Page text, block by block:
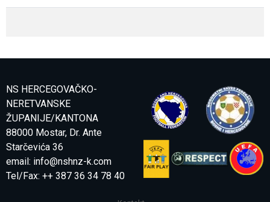
NS HERCEGOVAČKO-
NERETVANSKE
ŽUPANIJE/KANTONA
88000 Mostar, Dr. Ante
Starčevića 36
email: info@nshnz-k.com
Tel/Fax: ++ 387 36 34 78 40